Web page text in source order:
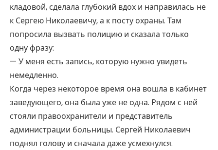
кладовой, сделала глубокий вдох и направилась не
к Сергею Николаевичу, а к посту охраны. Там
попросила вызвать полицию и сказала только
одну фразу:
— У меня есть запись, которую нужно увидеть
немедленно.
Когда через некоторое время она вошла в кабинет
заведующего, она была уже не одна. Рядом с ней
стояли правоохранители и представитель
администрации больницы. Сергей Николаевич
поднял голову и сначала даже усмехнулся.